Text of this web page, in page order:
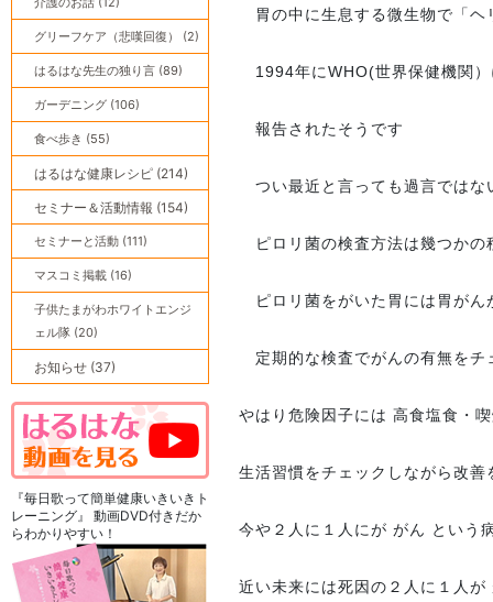
胃の中に生息する微生物で「ヘ
1994年にWHO(世界保健機関）
報告されたそうです
つい最近と言っても過言では
ピロリ菌の検査方法は幾つかの
ピロリ菌をがいた胃には胃がん
定期的な検査でがんの有無をチ
やはり危険因子には 高食塩食・
生活習慣をチェックしながら改
今や２人に１人にが がん という
近い未来には死因の２人に１人
グリーフケア（悲嘆回復） (2)
はるはな先生の独り言 (89)
ガーデニング (106)
食べ歩き (55)
はるはな健康レシピ (214)
セミナー＆活動情報 (154)
セミナーと活動 (111)
マスコミ掲載 (16)
子供たまがわホワイトエンジ
ェル隊 (20)
お知らせ (37)
『毎日歌って簡単健康いきいきト
レーニング』 動画DVD付きだか
らわかりやすい！